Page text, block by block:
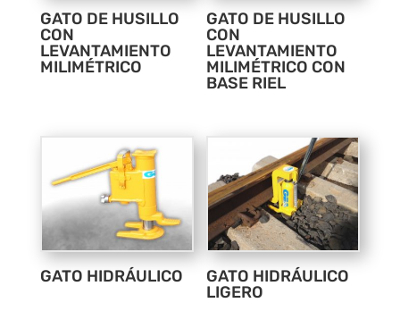
GATO DE HUSILLO
CON
LEVANTAMIENTO
MILIMÉTRICO
GATO DE HUSILLO
CON
LEVANTAMIENTO
MILIMÉTRICO CON
BASE RIEL
GATO HIDRÁULICO
GATO HIDRÁULICO
LIGERO